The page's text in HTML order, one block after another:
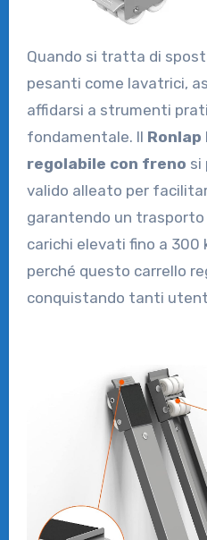
Quando si tratta di spostare elettrodomestici
pesanti come lavatrici,
affidarsi a strumenti
fondamentale. Il
regolabile con freno si
valido alleato per
garantendo un trasporto
carichi elevati fino a 300
perché questo carrello
conquistando tanti